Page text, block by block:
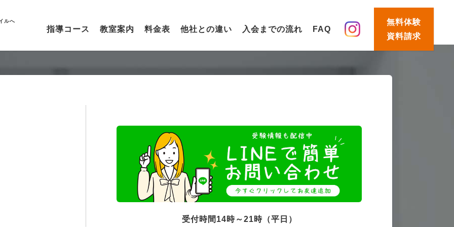
ルへ
指導コース 教室案内 料金表 他社との違い 入会までの流れ FAQ
無料体験
資料請求
受付時間14時～21時（平日）